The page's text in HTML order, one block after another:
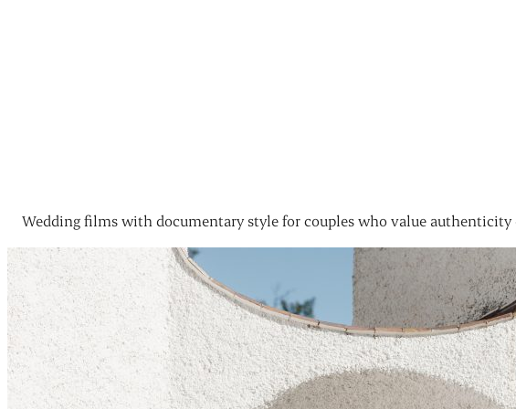
Wedding films with documentary style for couples who value authenticity